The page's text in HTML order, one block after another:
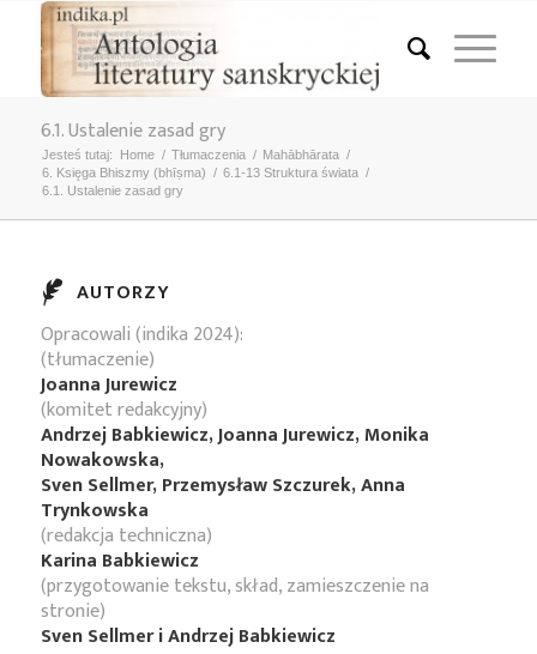
6.1. Ustalenie zasad gry
Jesteś tutaj: Home / Tłumaczenia / Mahābhārata /
6. Księga Bhiszmy (bhīṣma) / 6.1-13 Struktura świata /
6.1. Ustalenie zasad gry
AUTORZY
Opracowali (indika 2024):
(tłumaczenie)
Joanna Jurewicz
(komitet redakcyjny)
Andrzej Babkiewicz, Joanna Jurewicz, Monika
Nowakowska,
Sven Sellmer, Przemysław Szczurek, Anna
Trynkowska
(redakcja techniczna)
Karina Babkiewicz
(przygotowanie tekstu, skład, zamieszczenie na
stronie)
Sven Sellmer i Andrzej Babkiewicz